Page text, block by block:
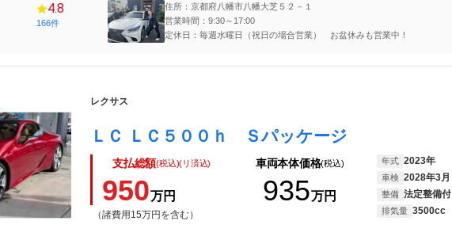
4.8
166件
住所：京都府八幡市八幡大芝５２－１
営業時間：9:30～17:00
定休日：毎週水曜日（祝日の場合営業） お盆休みも営業中！
レクサス
ＬＣ ＬＣ５００ｈ Ｓパッケージ
支払総額(税込)(リ済込)
950万円
（諸費用15万円を含む）
車両本体価格(税込)
935万円
年式 2023年
車検 2028年3月
整備 法定整備付
排気量 3500cc